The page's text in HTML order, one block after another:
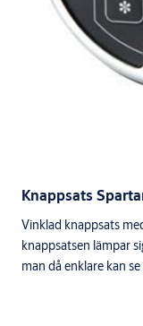
Knappsats
Vinklad knappsats
knappsatsen lämpar
man då enklare kan